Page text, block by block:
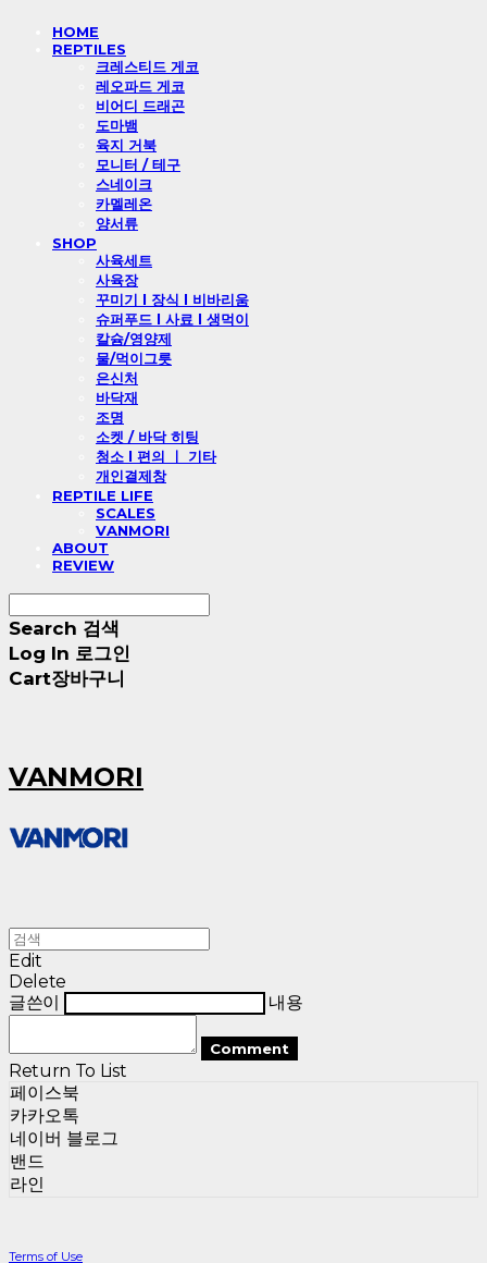
HOME
REPTILES
크레스티드 게코
레오파드 게코
비어디 드래곤
도마뱀
육지 거북
모니터 / 테구
스네이크
카멜레온
양서류
SHOP
사육세트
사육장
꾸미기 l 장식 l 비바리움
슈퍼푸드 l 사료 l 생먹이
칼슘/영양제
물/먹이그릇
은신처
바닥재
조명
소켓 / 바닥 히팅
청소 l 편의 ㅣ 기타
개인결제창
REPTILE LIFE
SCALES
VANMORI
ABOUT
REVIEW
Search 검색
Log In 로그인
Cart장바구니
VANMORI
Edit
Delete
글쓴이
내용
Comment
Return To List
페이스북
카카오톡
네이버 블로그
밴드
라인
Terms of Use